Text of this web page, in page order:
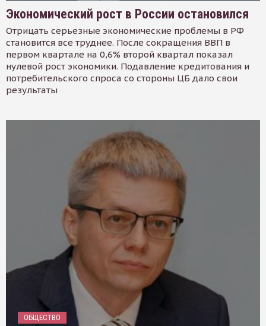
Экономический рост в России остановился
Отрицать серьезные экономические проблемы в РФ
становится все труднее. После сокращения ВВП в
первом квартале на 0,6% второй квартал показал
нулевой рост экономики. Подавление кредитования и
потребительского спроса со стороны ЦБ дало свои
результаты
ОБЩЕСТВО